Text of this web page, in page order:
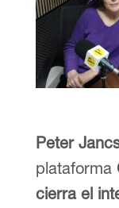
Peter
plataforma
cierra el